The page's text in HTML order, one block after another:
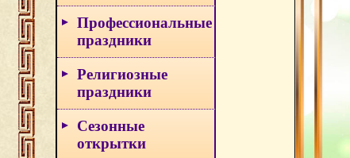
Профессиональные
праздники
Религиозные
праздники
Сезонные
открытки